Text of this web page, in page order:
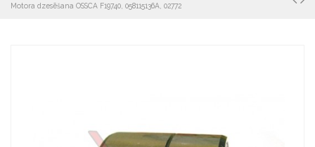
Motora dzesēšana OSSCA F19740, 058115136A, 02772